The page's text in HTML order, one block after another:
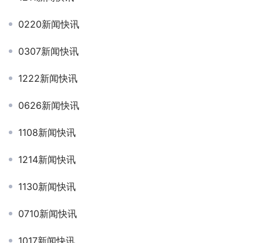
0220新闻快讯
0307新闻快讯
1222新闻快讯
0626新闻快讯
1108新闻快讯
1214新闻快讯
1130新闻快讯
0710新闻快讯